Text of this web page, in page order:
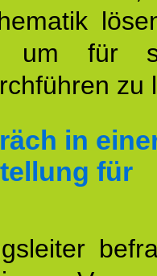
um für
zu
in
für